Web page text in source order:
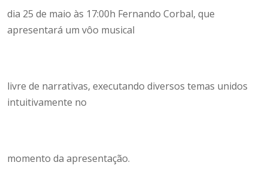
dia 25 de maio às 17:00h Fernando Corbal, que
apresentará um vôo musical
livre de narrativas, executando diversos temas unidos
intuitivamente no
momento da apresentação.